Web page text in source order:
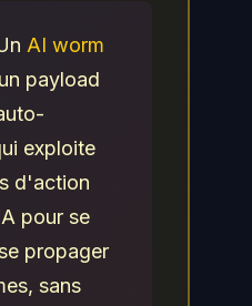
AI worm
payload
exploite
d'action
pour se
propager
sans